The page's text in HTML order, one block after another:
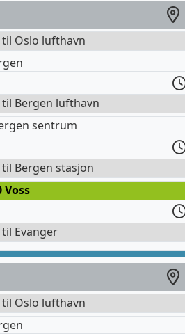
til Oslo lufthavn
til Bergen lufthavn
sentrum
til Bergen stasjon
Voss
til Evanger
til Oslo lufthavn